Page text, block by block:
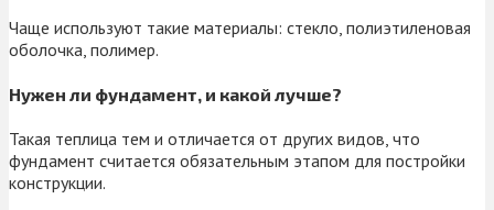
Чаще используют такие материалы: стекло, полиэтиленовая
оболочка, полимер.
Нужен ли фундамент, и какой лучше?
Такая теплица тем и отличается от других видов, что
фундамент считается обязательным этапом для постройки
конструкции.